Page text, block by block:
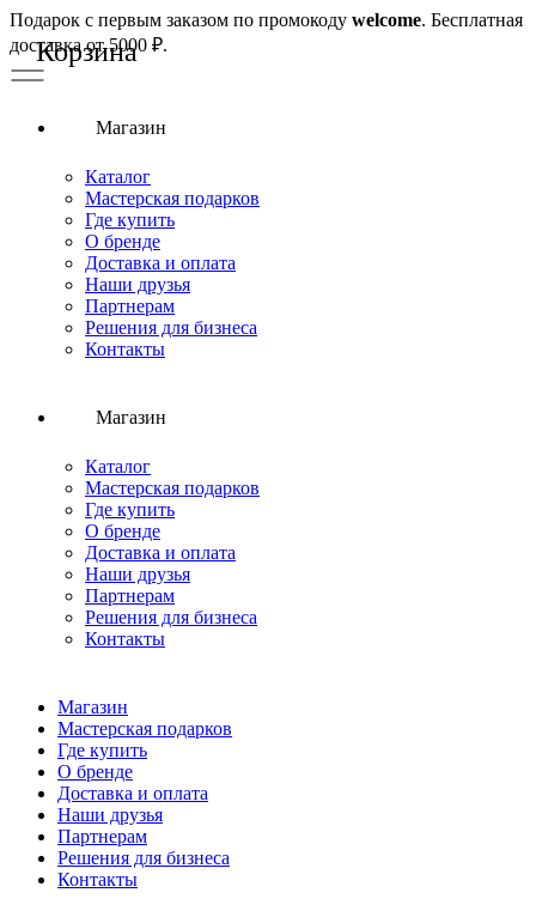
Подарок с первым заказом по промокоду welcome. Бесплатная
доставка от 5000 ₽.
Магазин
Каталог
Мастерская подарков
Где купить
О бренде
Доставка и оплата
Наши друзья
Партнерам
Решения для бизнеса
Контакты
Магазин
Каталог
Мастерская подарков
Где купить
О бренде
Доставка и оплата
Наши друзья
Партнерам
Решения для бизнеса
Контакты
Магазин
Мастерская подарков
Где купить
О бренде
Доставка и оплата
Наши друзья
Партнерам
Решения для бизнеса
Контакты